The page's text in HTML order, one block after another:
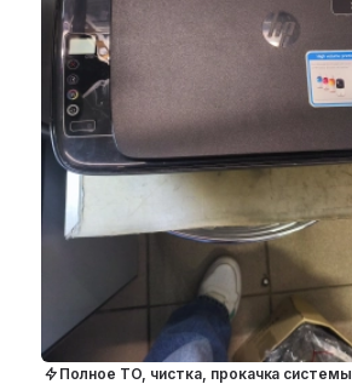
Полное ТО, чистка, прокачка системы